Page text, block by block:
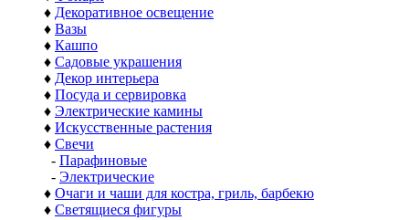
♦ Декоративное освещение
♦ Вазы
♦ Кашпо
♦ Садовые украшения
♦ Декор интерьера
♦ Посуда и сервировка
♦ Электрические камины
♦ Искусственные растения
♦ Свечи
- Парафиновые
- Электрические
♦ Очаги и чаши для костра, гриль, барбекю
♦ Светящиеся фигуры